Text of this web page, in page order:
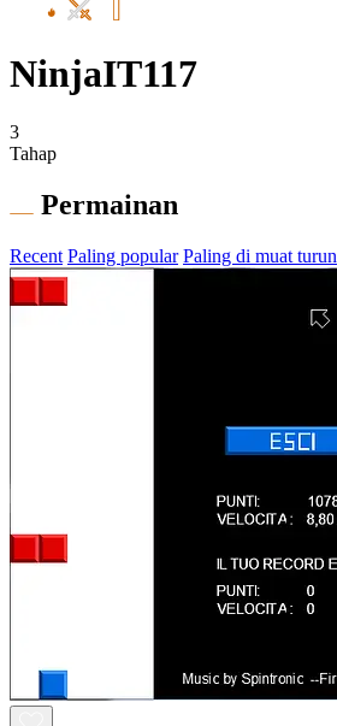
NinjaIT117
3
Tahap
Permainan
Recent Paling popular Paling di muat turun